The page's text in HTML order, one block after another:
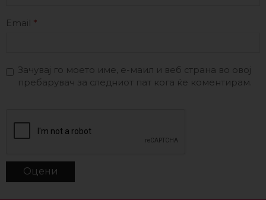
Email *
Зачувај го моето име, е-маил и веб страна во овој
пребарувач за следниот пат кога ќе коментирам.